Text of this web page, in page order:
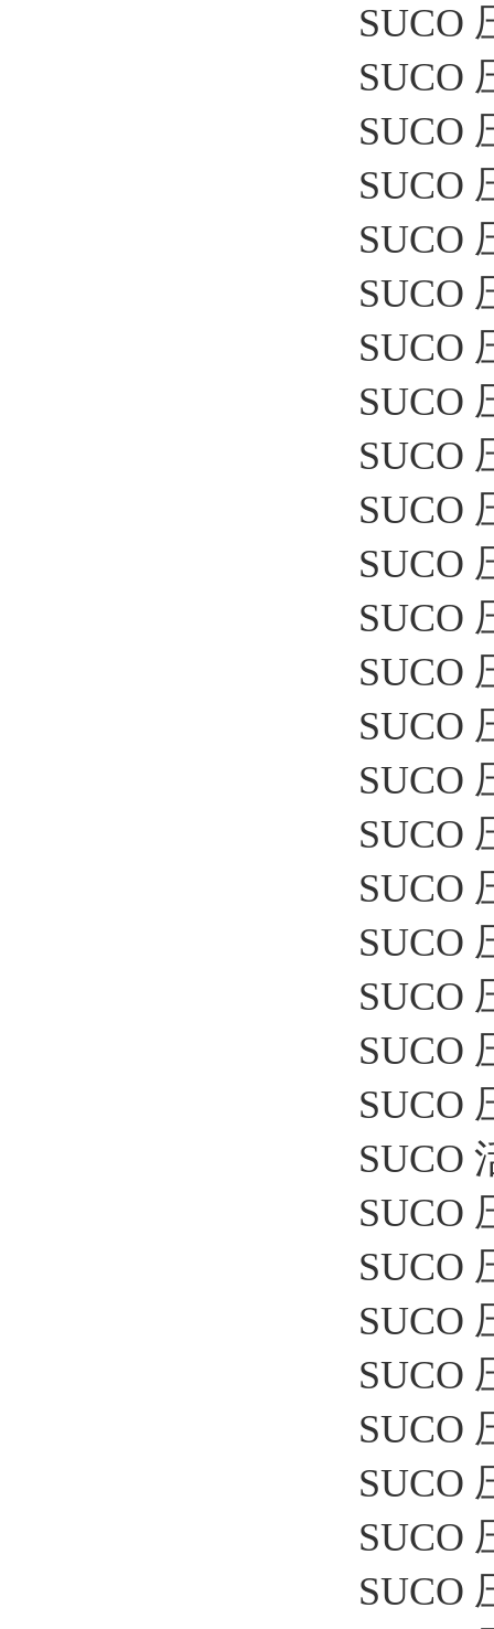
SUCO
SUCO
SUCO
SUCO
SUCO
SUCO
SUCO
SUCO
SUCO
SUCO
SUCO
SUCO
SUCO
SUCO
SUCO
SUCO
SUCO
SUCO
SUCO
SUCO
SUCO
SUCO
SUCO
SUCO
SUCO
SUCO
SUCO
SUCO
SUCO
SUCO